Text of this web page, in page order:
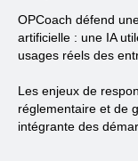
OPCoach défend
artificielle : une IA
usages réels des
Les enjeux de
réglementaire et de
intégrante des